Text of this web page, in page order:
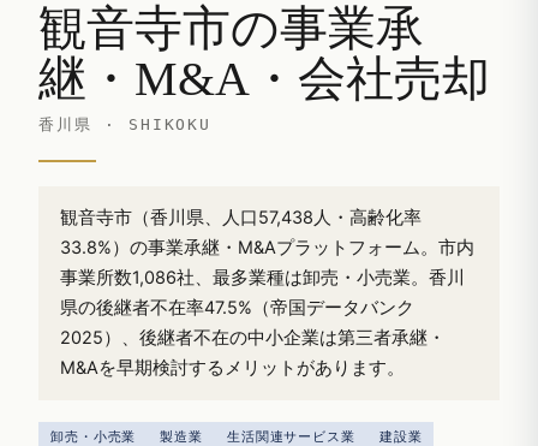
観音寺市の事業承
継・M&A・会社売却
香川県 · SHIKOKU
観音寺市（香川県、人口57,438人・高齢化率
33.8%）の事業承継・M&Aプラットフォーム。市内
事業所数1,086社、最多業種は卸売・小売業。香川
県の後継者不在率47.5%（帝国データバンク
2025）、後継者不在の中小企業は第三者承継・
M&Aを早期検討するメリットがあります。
卸売・小売業 製造業 生活関連サービス業 建設業